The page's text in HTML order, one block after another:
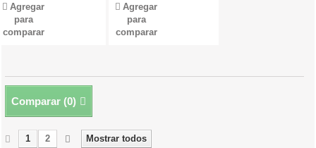
Agregar
para
comparar
Agregar
para
comparar
Comparar (0)
Mostrar todos
1 2